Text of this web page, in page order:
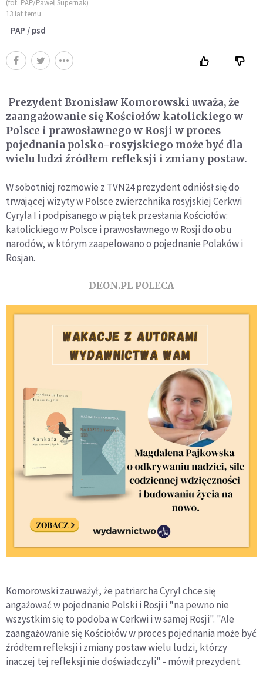
(fot. PAP/Paweł Supernak)
13 lat temu
PAP / psd
Prezydent Bronisław Komorowski uważa, że
zaangażowanie się Kościołów katolickiego w
Polsce i prawosławnego w Rosji w proces
pojednania polsko-rosyjskiego może być dla
wielu ludzi źródłem refleksji i zmiany postaw.
W sobotniej rozmowie z TVN24 prezydent odniósł się do
trwającej wizyty w Polsce zwierzchnika rosyjskiej Cerkwi
Cyryla I i podpisanego w piątek przesłania Kościołów:
katolickiego w Polsce i prawosławnego w Rosji do obu
narodów, w którym zaapelowano o pojednanie Polaków i
Rosjan.
DEON.PL POLECA
Komorowski zauważył, że patriarcha Cyryl chce się
angażować w pojednanie Polski i Rosji i "na pewno nie
wszystkim się to podoba w Cerkwi i w samej Rosji". "Ale
zaangażowanie się Kościołów w proces pojednania może być
źródłem refleksji i zmiany postaw wielu ludzi, którzy
inaczej tej refleksji nie doświadczyli" - mówił prezydent.